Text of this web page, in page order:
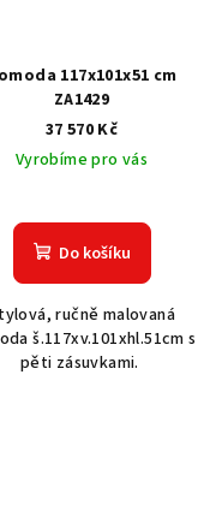
BT1551
117x101x51 cm
ZA1429
37 570 Kč
Vyrobíme pro vás
Do košíku
ručně malovaná
š.117xv.101xhl.51cm s
pěti zásuvkami.